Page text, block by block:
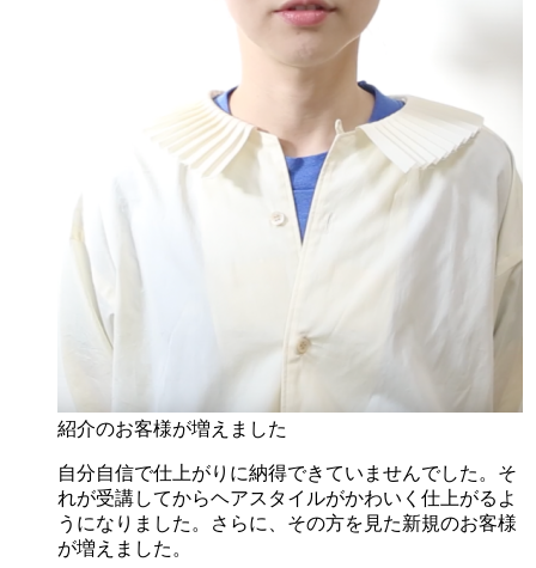
紹介のお客様が増えました
自分自信で仕上がりに納得できていませんでした。そ
れが受講してからヘアスタイルがかわいく仕上がるよ
うになりました。さらに、その方を見た新規のお客様
が増えました。